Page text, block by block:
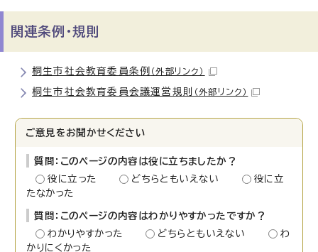
関連条例・規則
桐生市社会教育委員条例 （外部リンク）
桐生市社会教育委員会議運営規則 （外部リンク）
ご意見をお聞かせください
質問：このページの内容は役に立ちましたか？
役に立った
どちらともいえない
役に立
たなかった
質問：このページの内容はわかりやすかったですか？
わかりやすかった
どちらともいえない
わ
かりにくかった